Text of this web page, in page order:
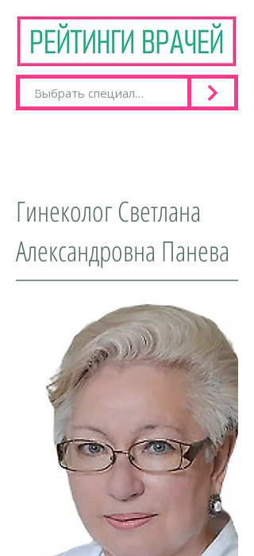
Гинеколог Светлана
Александровна Панева